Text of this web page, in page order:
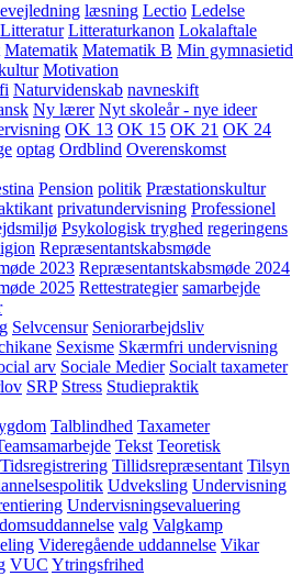
læsning Lectio Ledelse
Litteratur Litteraturkanon Lokalaftale
Matematik Matematik B Min gymnasietid
Motivation
Naturvidenskab navneskift
Ny lærer Nyt skoleår - nye ideer
OK 13 OK 15 OK 21 OK 24
optag Ordblind Overenskomst
Pension politik Præstationskultur
privatundervisning Professionel
Psykologisk tryghed regeringens
Repræsentantskabsmøde
2023 Repræsentantskabsmøde 2024
2025 Rettestrategier samarbejde
Selvcensur Seniorarbejdsliv
Sexisme Skærmfri undervisning
arv Sociale Medier Socialt taxameter
SRP Stress Studiepraktik
Talblindhed Taxameter
Tekst Teoretisk
Tidsregistrering Tillidsrepræsentant Tilsyn
Udveksling Undervisning
Undervisningsevaluering
valg Valgkamp
Videregående uddannelse Vikar
VUC Ytringsfrihed